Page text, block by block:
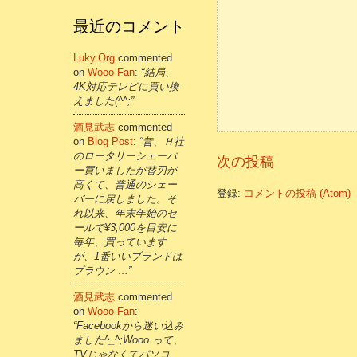
次の投稿
登録: コメントの投稿 (Atom)
最近のコメント
Luky.org commented
on Wooo Fan: “結局、
4K対応テレビに買い換
えました(^^;”
酒見武志 commented
on Blog Post: “昔、Ｈ社
のロータリーシェーバ
ー買いましたが替刃が
高くて、普通のシェー
バーに戻しました。そ
れ以来、年末年始のセ
ールで¥3,000を目安に
毎年、買っています
が、1番いいブランドは
ブラウン …”
酒見武志 commented
on Wooo Fan:
“Facebookから迷い込み
ました^_^;Wooo って、
TVじゃなくてパソコ